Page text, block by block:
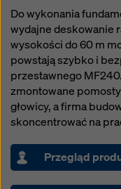
Do wykonania
wydajne deskowanie
wysokości do 60 m
powstają szybko i
przestawnego
zmontowane
głowicy, a firma
skoncentrować na
Przegląd